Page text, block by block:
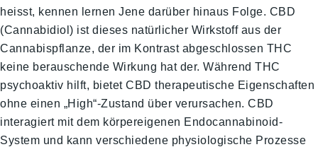
heisst, kennen lernen Jene darüber hinaus Folge. CBD
(Cannabidiol) ist dieses natürlicher Wirkstoff aus der
Cannabispflanze, der im Kontrast abgeschlossen THC
keine berauschende Wirkung hat der. Während THC
psychoaktiv hilft, bietet CBD therapeutische Eigenschaften
ohne einen „High“-Zustand über verursachen. CBD
interagiert mit dem körpereigenen Endocannabinoid-
System und kann verschiedene physiologische Prozesse